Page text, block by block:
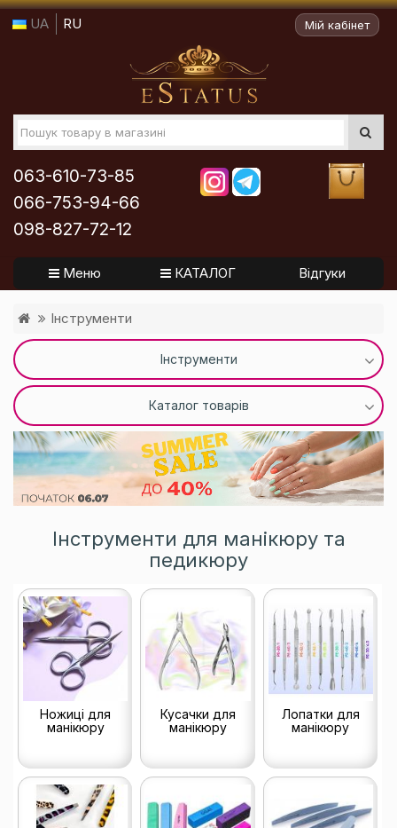
UA RU Мій кабінет
063-610-73-85
066-753-94-66
098-827-72-12
Меню КАТАЛОГ Відгуки
Інструменти
Інструменти
Каталог товарів
Інструменти для манікюру та
педикюру
Ножиці для
манікюру
Кусачки для
манікюру
Лопатки для
манікюру